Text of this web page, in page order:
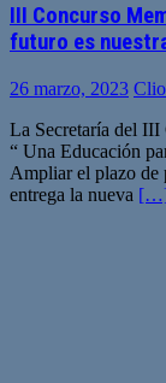
III Concurso
futuro es
26 marzo, 2023
La Secretaría del III
“ Una Educación
Ampliar el plazo de
entrega la nueva